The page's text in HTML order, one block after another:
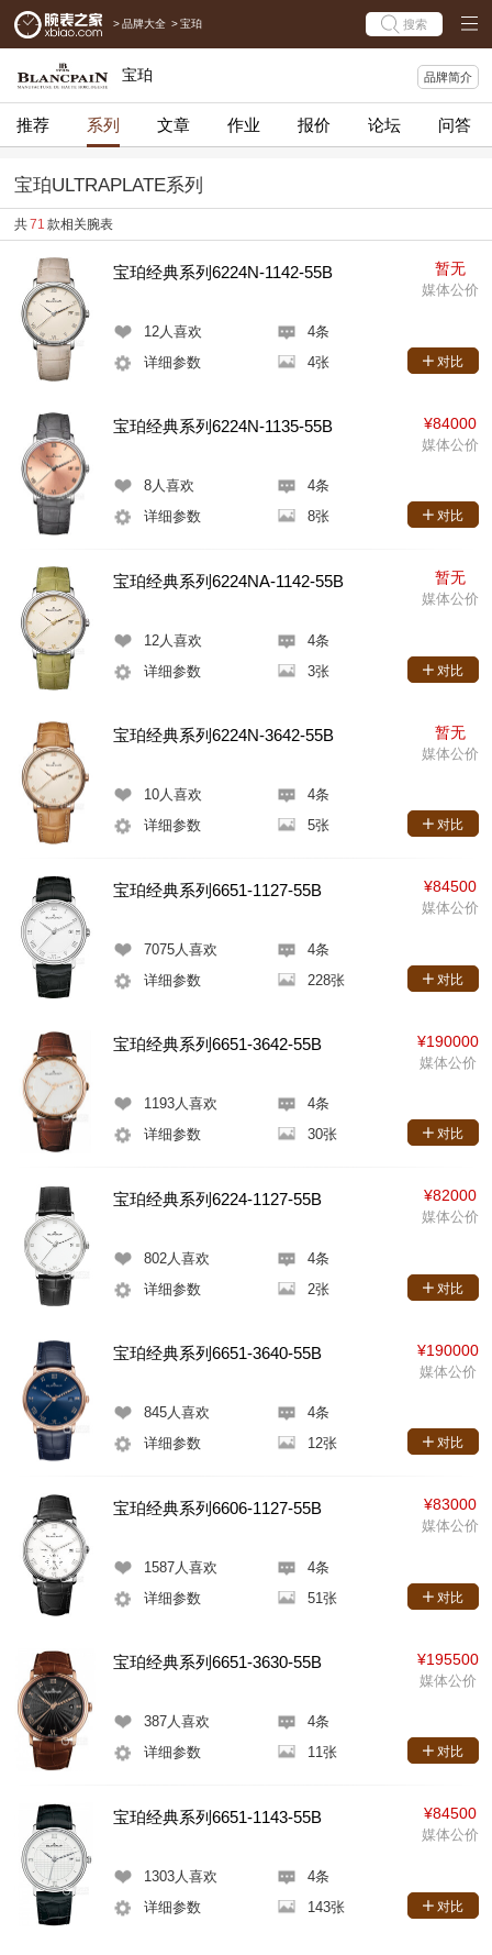
> 品牌大全 > 宝珀 搜索
宝珀 品牌简介
推荐 系列 文章 作业 报价 论坛 问答
宝珀ULTRAPLATE系列
共71 款相关腕表
宝珀经典系列6224N-1142-55B
12人喜欢
4条
详细参数
4张
暂无
媒体公价
对比
宝珀经典系列6224N-1135-55B
8人喜欢
4条
详细参数
8张
¥84000
媒体公价
对比
宝珀经典系列6224NA-1142-55B
12人喜欢
4条
详细参数
3张
暂无
媒体公价
对比
宝珀经典系列6224N-3642-55B
10人喜欢
4条
详细参数
5张
暂无
媒体公价
对比
宝珀经典系列6651-1127-55B
7075人喜欢
4条
详细参数
228张
¥84500
媒体公价
对比
宝珀经典系列6651-3642-55B
1193人喜欢
4条
详细参数
30张
¥190000
媒体公价
对比
宝珀经典系列6224-1127-55B
802人喜欢
4条
详细参数
2张
¥82000
媒体公价
对比
宝珀经典系列6651-3640-55B
845人喜欢
4条
详细参数
12张
¥190000
媒体公价
对比
宝珀经典系列6606-1127-55B
1587人喜欢
4条
详细参数
51张
¥83000
媒体公价
对比
宝珀经典系列6651-3630-55B
387人喜欢
4条
详细参数
11张
¥195500
媒体公价
对比
宝珀经典系列6651-1143-55B
1303人喜欢
4条
详细参数
143张
¥84500
媒体公价
对比